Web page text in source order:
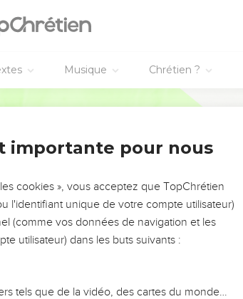
Musique Chrétien ?
!
Mais on voit
que ce sont
erreurs
que leurs erreurs
importante pour nous
cookies », vous acceptez que TopChrétien
l'identifiant unique de votre compte utilisateur)
(comme vos données de navigation et les
utilisateur) dans les buts suivants :
tels que de la vidéo, des cartes du monde…